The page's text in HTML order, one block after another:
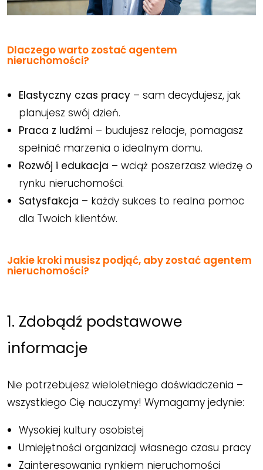
Dlaczego warto zostać agentem
nieruchomości?
Elastyczny czas pracy – sam decydujesz, jak
planujesz swój dzień.
Praca z ludźmi – budujesz relacje, pomagasz
spełniać marzenia o idealnym domu.
Rozwój i edukacja – wciąż poszerzasz wiedzę o
rynku nieruchomości.
Satysfakcja – każdy sukces to realna pomoc
dla Twoich klientów.
Jakie kroki musisz podjąć, aby zostać agentem
nieruchomości?
1. Zdobądź podstawowe
informacje
Nie potrzebujesz wieloletniego doświadczenia –
wszystkiego Cię nauczymy! Wymagamy jedynie:
Wysokiej kultury osobistej
Umiejętności organizacji własnego czasu pracy
Zainteresowania rynkiem nieruchomości